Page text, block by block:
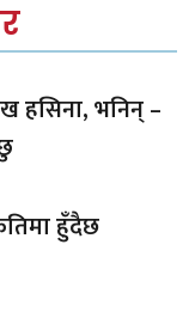
हसिना, भनिन् –
हुँदैछ